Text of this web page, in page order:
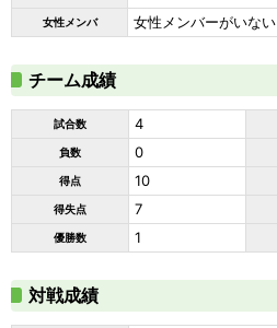
ー
女性メンバ 女性メンバーがいない
チーム成績
試合数 4
負数 0
得点 10
得失点 7
優勝数 1
対戦成績